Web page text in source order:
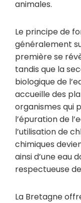
animales.
Le principe de
généralement
première se
tandis que la
biologique de
accueille des
organismes qui
l’épuration de
l’utilisation de
chimiques
ainsi d’une eau
respectueuse
La Bretagne